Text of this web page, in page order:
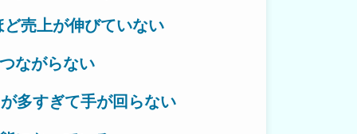
ど売上が伸びていない
ながらない
多すぎて手が回らない